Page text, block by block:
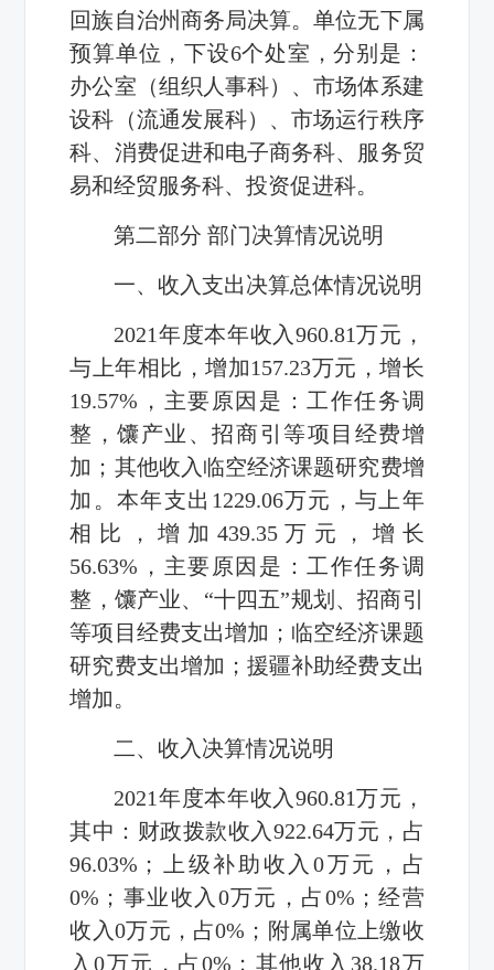
回族自治州商务局决算。单位无下属
预算单位，下设6个处室，分别是：
办公室（组织人事科）、市场体系建
设科（流通发展科）、市场运行秩序
科、消费促进和电子商务科、服务贸
易和经贸服务科、投资促进科。
第二部分 部门决算情况说明
一、收入支出决算总体情况说明
2021年度本年收入960.81万元，
与上年相比，增加157.23万元，增长
19.57%，主要原因是：工作任务调
整，馕产业、招商引等项目经费增
加；其他收入临空经济课题研究费增
加。本年支出1229.06万元，与上年
相比，增加439.35万元，增长
56.63%，主要原因是：工作任务调
整，馕产业、“十四五”规划、招商引
等项目经费支出增加；临空经济课题
研究费支出增加；援疆补助经费支出
增加。
二、收入决算情况说明
2021年度本年收入960.81万元，
其中：财政拨款收入922.64万元，占
96.03%；上级补助收入0万元，占
0%；事业收入0万元，占0%；经营
收入0万元，占0%；附属单位上缴收
入0万元，占0%；其他收入38.18万